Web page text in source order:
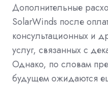
Дополнительные
SolarWinds после
консультационных и
услуг, связанных с
Однако, по словам
будущем ожидаются